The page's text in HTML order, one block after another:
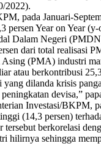
2022).
pada Januari-
persen Year on Year
Dalam Negeri
dari total realisasi
Asing (PMA) industri
atau berkontribusi
dilanda krisis
devisa,”
Investasi/BKPM,
(14,3 persen)
tersebut berkorelasi
hilirnya sehingga